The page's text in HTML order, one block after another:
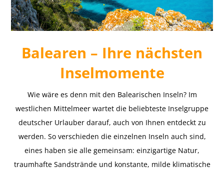
Balearen – Ihre nächsten
Inselmomente
Wie wäre es denn mit den Balearischen Inseln? Im
westlichen Mittelmeer wartet die beliebteste Inselgruppe
deutscher Urlauber darauf, auch von Ihnen entdeckt zu
werden. So verschieden die einzelnen Inseln auch sind,
eines haben sie alle gemeinsam: einzigartige Natur,
traumhafte Sandstrände und konstante, milde klimatische